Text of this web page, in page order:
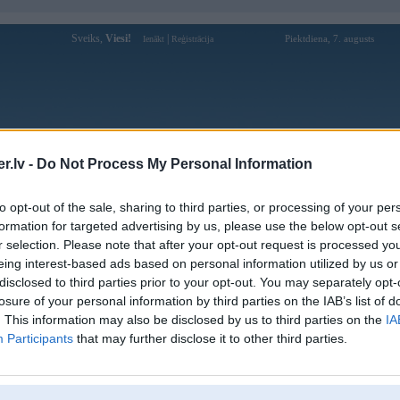
- Do Not Process My Personal Information
opt-out of the sale, sharing to third parties, or processing of your
for targeted advertising by us, please use the below opt-out
selection. Please note that after your opt-out request is processed
interest-based ads based on personal information utilized by us
to third parties prior to your opt-out. You may separately
of your personal information by third parties on the IAB’s list of
This information may also be disclosed by us to third parties on the
Participants that may further disclose it to other third parties.
Sveiks, Viesi! Ienākt Reģistrācija Piektdiena, 7. augusts
Forums Galerijas Reģistrācija Lietotāji
Lietotāja JanisD profils
Pēdējo reizi manīts: 24. May 2026, 11:00
Lietotājvārds:
JanisD
Braucu ar:
MB W211
Ziņojumi forumā:
[Pēdējie ziņojumi forumā]